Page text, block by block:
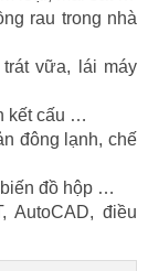
rau trong nhà
vữa, lái máy
kết cấu …
đông lạnh, chế
đồ hộp …
AutoCAD, điều